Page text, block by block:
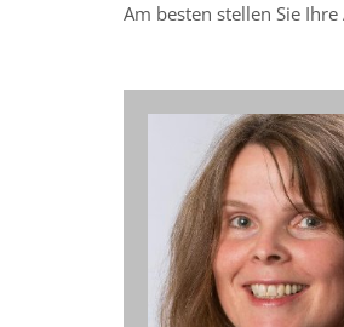
Am besten stellen Sie